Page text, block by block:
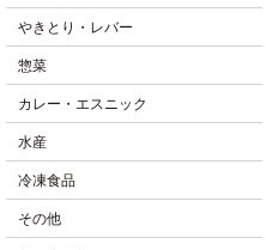
やきとり・レバー
惣菜
カレー・エスニック
水産
冷凍食品
その他